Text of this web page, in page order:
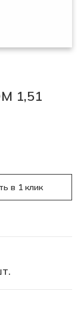
1,51
в 1 клик